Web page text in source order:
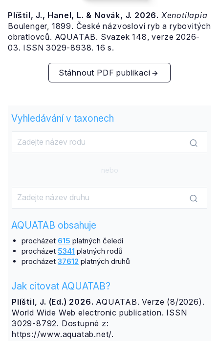
Plíštil, J., Hanel, L. & Novák, J. 2026. Xenotilapia
Boulenger, 1899. České názvosloví ryb a rybovitých
obratlovců. AQUATAB. Svazek 148, verze 2026-
03. ISSN 3029-8938. 16 s.
Stáhnout PDF publikaci
Vyhledávání v taxonech
nebo
AQUATAB obsahuje
procházet 615 platných čeledí
procházet 5341 platných rodů
procházet 37612 platných druhů
Jak citovat AQUATAB?
Plíštil, J. (Ed.) 2026. AQUATAB. Verze (8/2026).
World Wide Web electronic publication. ISSN
3029-8792. Dostupné z:
https://www.aquatab.net/.